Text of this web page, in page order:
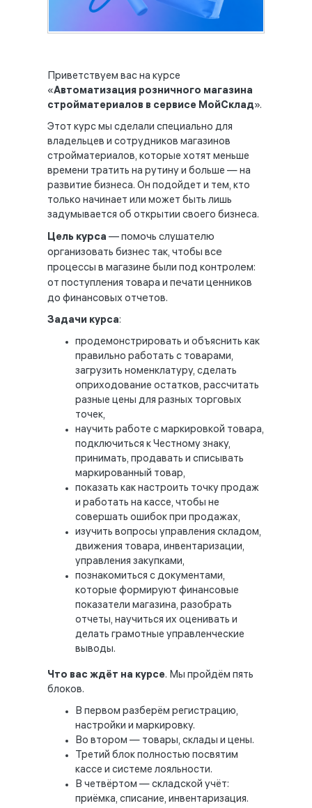
Приветствуем вас на курсе
«Автоматизация розничного магазина
стройматериалов в сервисе МойСклад».
Этот курс мы сделали специально для
владельцев и сотрудников магазинов
стройматериалов, которые хотят меньше
времени тратить на рутину и больше — на
развитие бизнеса. Он подойдет и тем, кто
только начинает или может быть лишь
задумывается об открытии своего бизнеса.
Цель курса — помочь слушателю
организовать бизнес так, чтобы все
процессы в магазине были под контролем:
от поступления товара и печати ценников
до финансовых отчетов.
Задачи курса:
продемонстрировать и объяснить как
правильно работать с товарами,
загрузить номенклатуру, сделать
оприходование остатков, рассчитать
разные цены для разных торговых
точек,
научить работе с маркировкой товара,
подключиться к Честному знаку,
принимать, продавать и списывать
маркированный товар,
показать как настроить точку продаж
и работать на кассе, чтобы не
совершать ошибок при продажах,
изучить вопросы управления складом,
движения товара, инвентаризации,
управления закупками,
познакомиться с документами,
которые формируют финансовые
показатели магазина, разобрать
отчеты, научиться их оценивать и
делать грамотные управленческие
выводы.
Что вас ждёт на курсе. Мы пройдём пять
блоков.
В первом разберём регистрацию,
настройки и маркировку.
Во втором — товары, склады и цены.
Третий блок полностью посвятим
кассе и системе лояльности.
В четвёртом — складской учёт:
приёмка, списание, инвентаризация.